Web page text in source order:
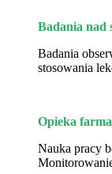
Badania nad
Badania
stosowania
Opieka
Nauka pracy